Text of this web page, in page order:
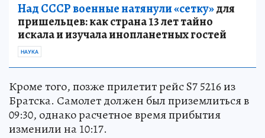
Над СССР военные натянули «сетку»для
пришельцев: как страна 13 лет тайно
искала и изучала инопланетных гостей
НАУКА
Кроме того, позже прилетит рейс S7 5216 из
Братска. Самолет должен был приземлиться в
09:30, однако расчетное время прибытия
изменили на 10:17.